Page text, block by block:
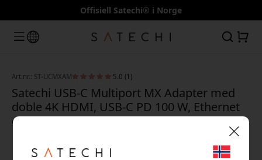
Offisiell Satechi® i Norge
Art.nr.: ST-UCMXAM 5.0 (1)
Satechi USB-C Multiport MX Adapter med
doble 4K HDMI, USB-C PD 100 W, Ethernet
og kortleser for MacBook - Space grey
🎉 Din rabattkode: